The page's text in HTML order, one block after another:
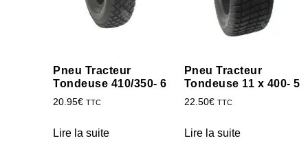
Pneu Tracteur
Tondeuse 410/350- 6
20.95€ TTC
Lire la suite
Pneu Tracteur
Tondeuse 11 x 400- 5
22.50€ TTC
Lire la suite